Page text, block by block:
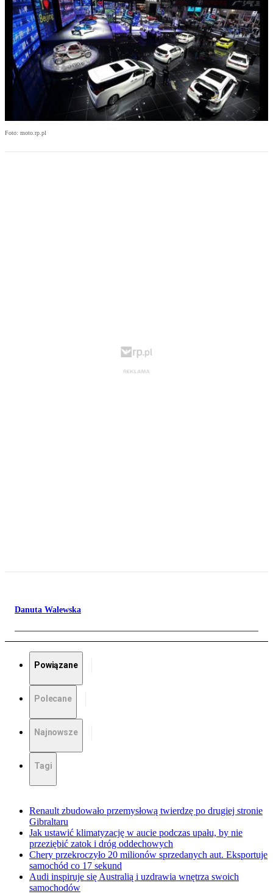
Foto: moto.rp.pl
Danuta Walewska
Powiązane
Polecane
Najnowsze
Tagi
Renault zbudowało przemysłową twierdzę po drugiej stronie
Gibraltaru
Jak ustawić klimatyzację w aucie podczas upału, by nie
przeziębić zatok i dróg oddechowych
Chery przekroczyło 20 milionów sprzedanych aut. Eksportuje
samochód co 17 sekund
Audi inspiruje się Australią i uzdrawia wnętrza swoich
samochodów